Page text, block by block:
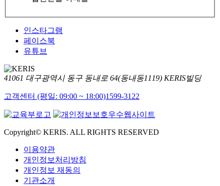
인스타그램
페이스북
유튜브
41061 대구광역시 동구 동내로 64(동내동1119) KERIS빌딩
고객센터 (평일: 09:00 ~ 18:00)1599-3122
Copyright© KERIS. ALL RIGHTS RESERVED
이용약관
개인정보처리방침
개인정보 재동의
기관소개